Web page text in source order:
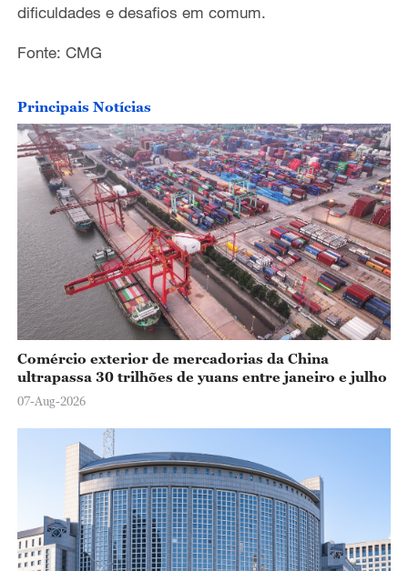
i
d
e
o
dificuldades e desafios em comum.
Fonte: CMG
Principais Notícias
Comércio exterior de mercadorias da China
ultrapassa 30 trilhões de yuans entre janeiro e julho
07-Aug-2026